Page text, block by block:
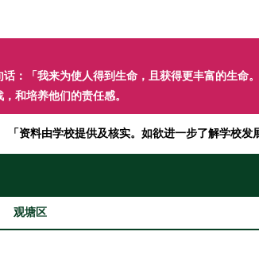
：「我来为使人得到生命，且获得更丰富的生
和培养他们的责任感。
「资料由学校提供及核实。如欲进一步了解学校发
观塘区